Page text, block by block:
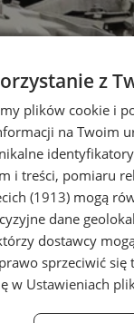
z
plików cookie i
na Twoim
i treści, pomiaru
(1913) mogą
dane
dostawcy
sprzeciwić się
w Ustawieniach